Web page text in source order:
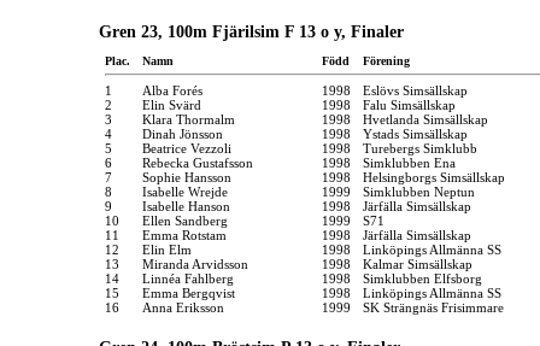
Gren 23, 100m Fjärilsim F 13 o y, Finaler
Plac. Namn Född Förening
1 Alba Forés 1998
Eslövs Simsällskap
2
Elin Svärd 1998
Falu Simsällskap
3
Klara Thormalm 1998
Hvetlanda Simsällskap
4
Dinah Jönsson 1998
Ystads Simsällskap
5
Beatrice Vezzoli 1998
Turebergs Simklubb
6
Rebecka Gustafsson 1998
Simklubben Ena
7
Sophie Hansson 1998
Helsingborgs Simsällskap
8
Isabelle Wrejde 1999
Simklubben Neptun
9
Isabelle Hanson 1998
Järfälla Simsällskap
10
Ellen Sandberg 1999
S71
11
Emma Rotstam 1998
Järfälla Simsällskap
12
Elin Elm 1998
Linköpings Allmänna SS
13
Miranda Arvidsson 1998
Kalmar Simsällskap
14
Linnéa Fahlberg 1998
Simklubben Elfsborg
15
Emma Bergqvist 1998
Linköpings Allmänna SS
16
Anna Eriksson 1999 SK Strängnäs Frisimmare